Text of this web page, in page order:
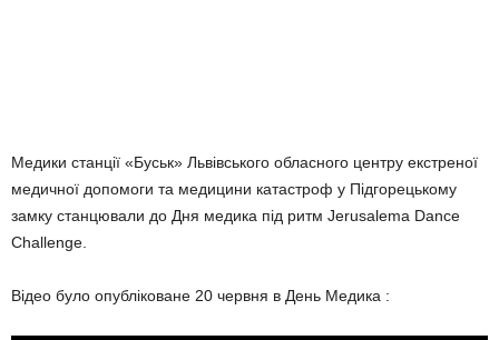
Медики станції «Буськ» Львівського обласного центру екстреної
медичної допомоги та медицини катастроф у Підгорецькому
замку станцювали до Дня медика під ритм Jerusalema Dance
Challenge.
Відео було опубліковане 20 червня в День Медика :